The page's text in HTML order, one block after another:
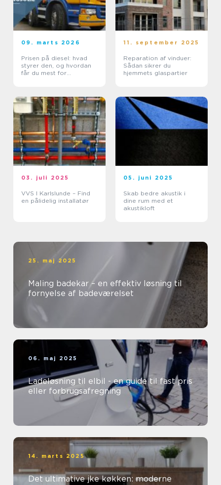
09. marts 2026
Prisen på diesel: hvad
styrer den, og hvordan
får du mest for
11. september 2025
Reparation af vinduer:
Sådan sikrer du
hjemmets glaspartier
03. juli 2025
VVS I Karlslunde – Find
en pålidelig installatør
05. juni 2025
Skab bedre akustik i
dine rum med et
akustikloft
25. maj 2025
Maling badekar – en effektiv løsning til
fornyelse af badeværelset
06. maj 2025
Ladeløsning til elbil - en guide til fast pris
eller forbrugsafregning
14. marts 2025
Det ultimative jke køkken: moderne